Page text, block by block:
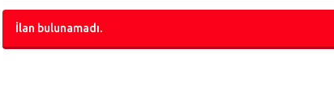
İlan bulunamadı.